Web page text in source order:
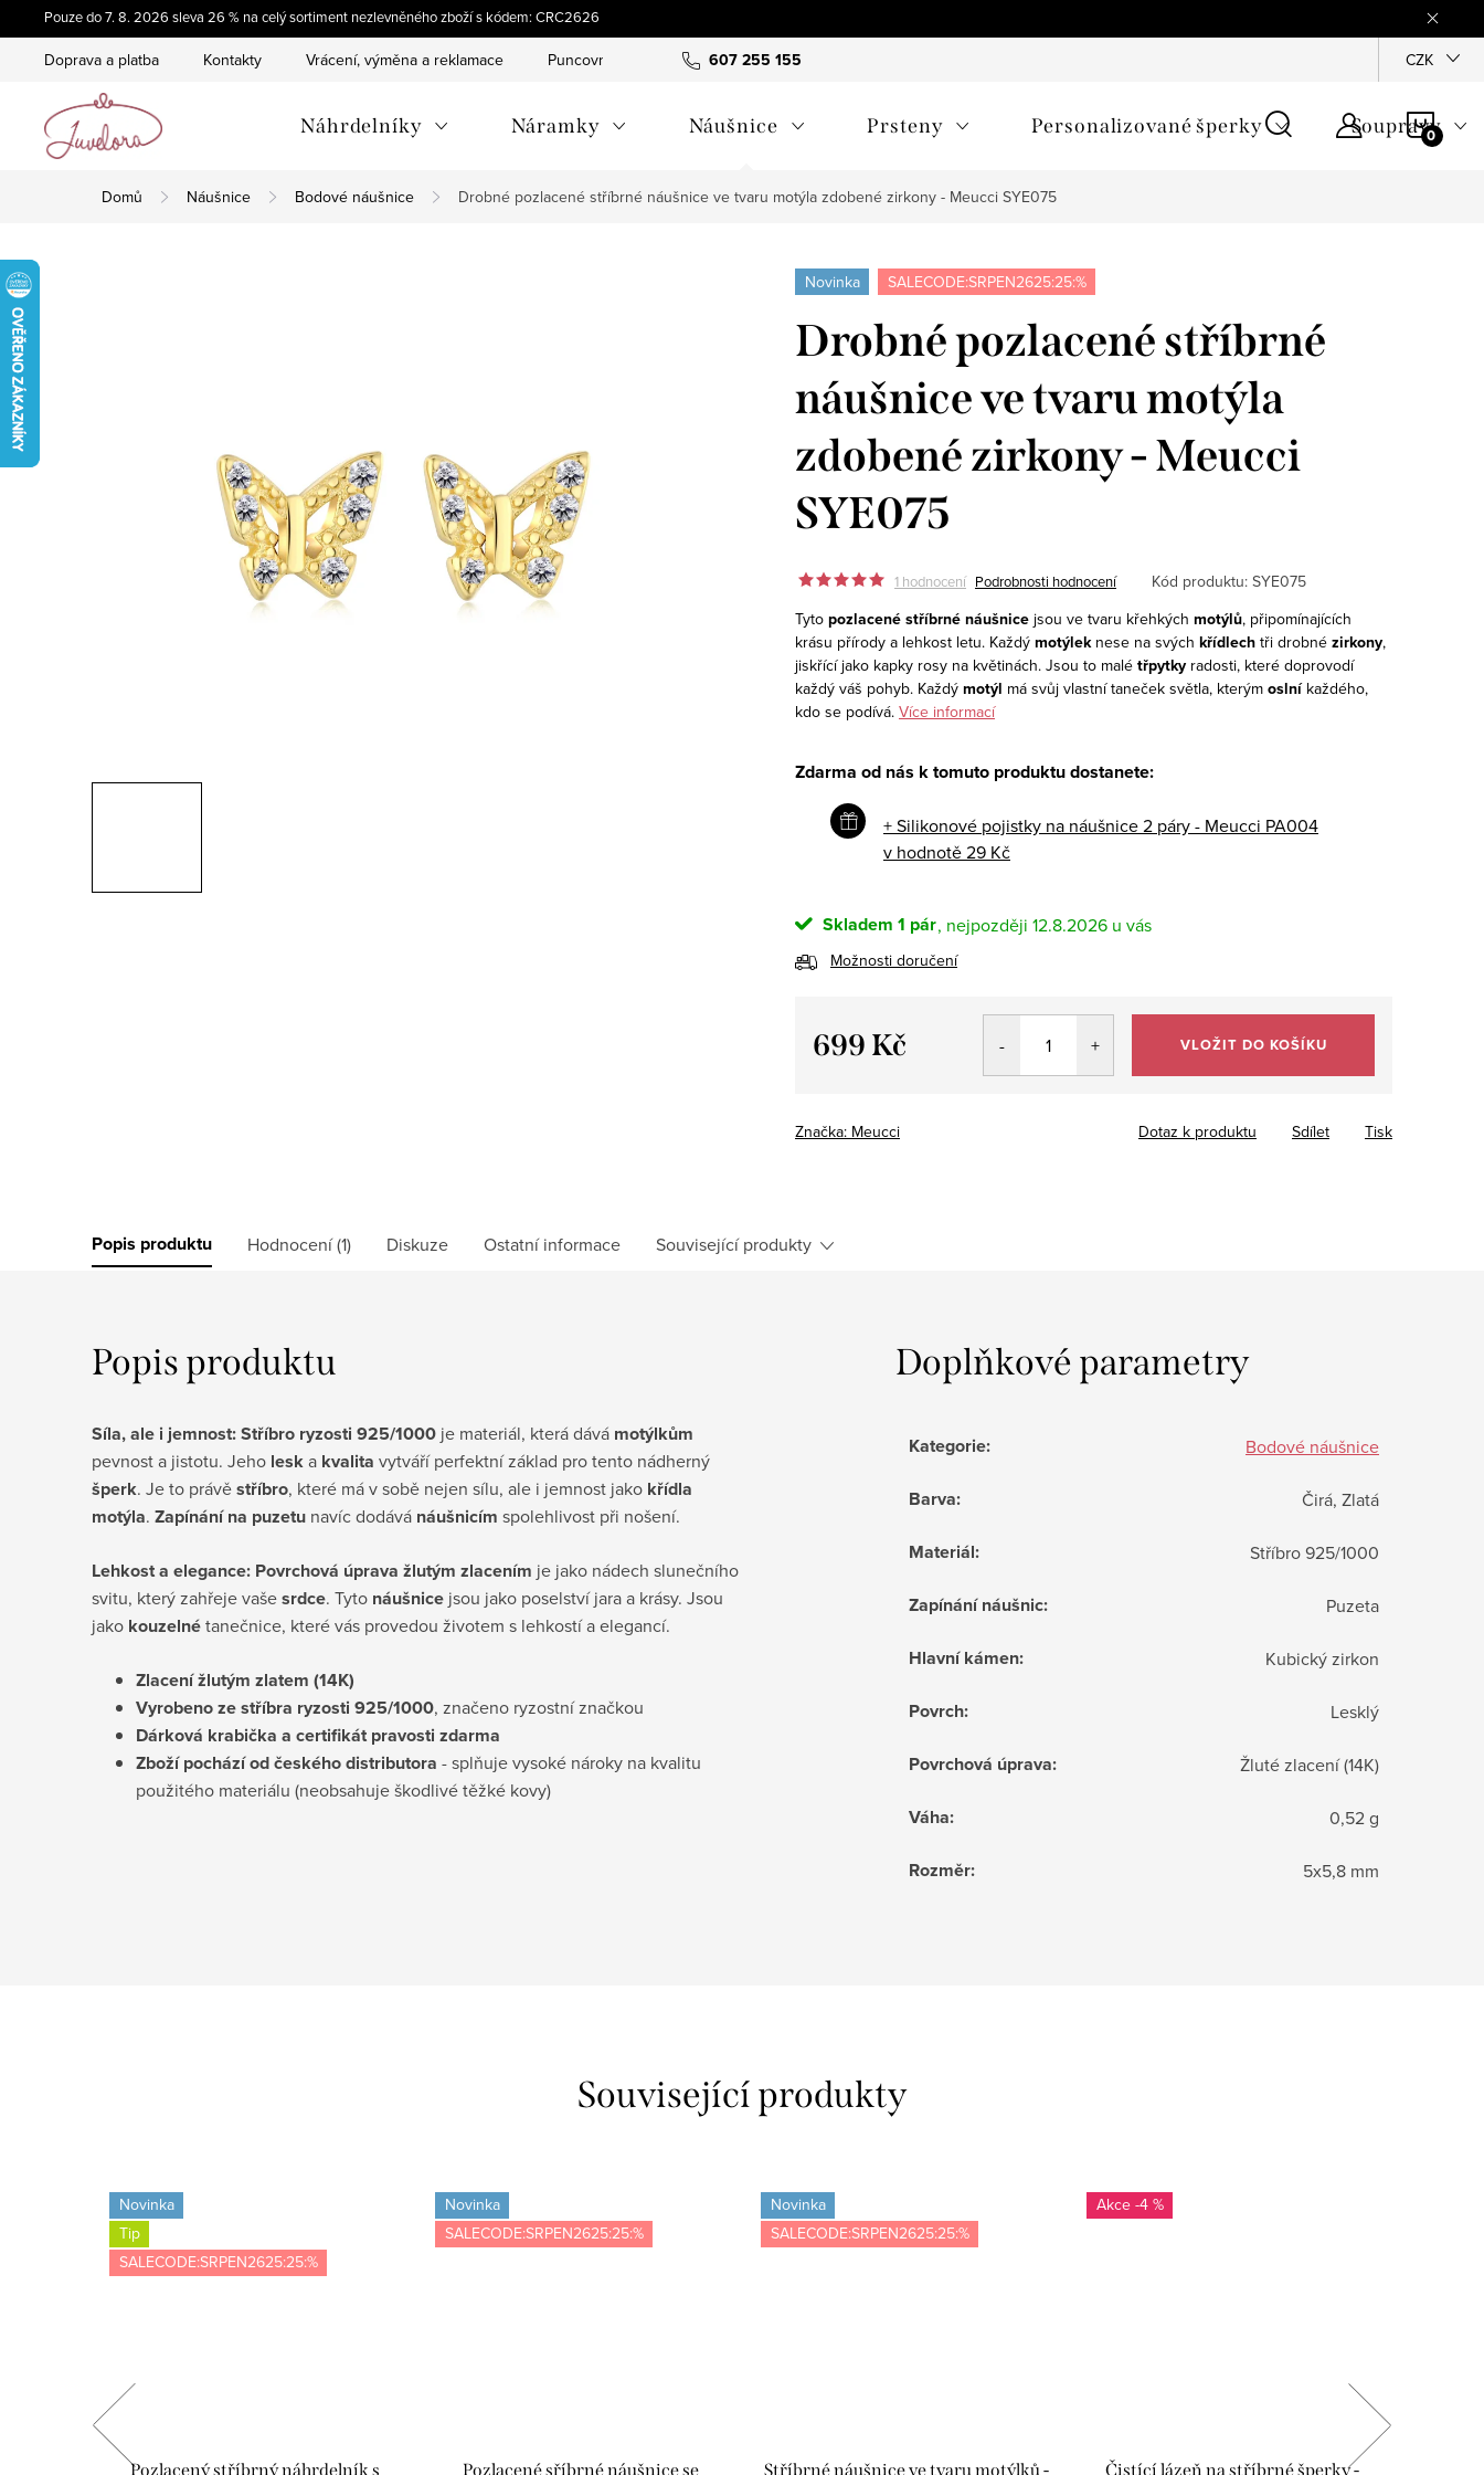
na
Pouze do 7. 8. 2026 sleva 26 % na celý sortiment nezlevněného zboží s kódem: CRC2626
607 255 155
Doprava a platba Kontakty Vrácení, výměna a reklamace Puncovní značky Hodnocení obchodu Jak
CZK
Náhrdelníky Náramky Náušnice Prsteny Personalizované šperky Soupravy
Domů Náušnice Bodové náušnice Drobné pozlacené stříbrné náušnice ve tvaru motýla zdobené zirkony - Meucci SYE075
Novinka SALECODE:SRPEN2625:25:%
Drobné pozlacené stříbrné
náušnice ve tvaru motýla
zdobené zirkony - Meucci
SYE075
1 hodnocení Podrobnosti hodnocení Kód produktu: SYE075
Tyto pozlacené stříbrné náušnice jsou ve tvaru křehkých motýlů, připomínajících
krásu přírody a lehkost letu. Každý motýleknese na svých křídlech tři drobné zirkony,
jiskřící jako kapky rosy na květinách. Jsou to malé třpytky radosti, které doprovodí
každý váš pohyb. Každý motýl má svůj vlastní taneček světla, kterým oslníkaždého,
kdo se podívá. Více informací
Zdarma od nás k tomuto produktu dostanete:
+ Silikonové pojistky na náušnice 2 páry - Meucci PA004
v hodnotě 29 Kč
Skladem 1 pár 12.8.2026
Možnosti doručení
699 Kč VLOŽIT DO KOŠÍKU
Značka: Meucci Tisk
Dotaz k produktu Sdílet
Popis produktu Hodnocení (1) Diskuze Ostatní informace Související produkty
Popis produktu
Síla, ale i jemnost: Stříbro ryzosti 925/1000 je materiál, která dává motýlkům
pevnost a jistotu. Jeho leska kvalita vytváří perfektní základ pro tento nádherný
šperk. Je to právěstříbro, které má v sobě nejen sílu, ale i jemnost jako křídla
motýla. Zapínání na puzetu navíc dodává náušnicím spolehlivost při nošení.
Lehkost a elegance: Povrchová úprava žlutým zlacením je jako nádech slunečního
svitu, který zahřeje vašesrdce. Tyto náušnice jsou jako poselství jara a krásy. Jsou
jako kouzelnétanečnice, které vás provedou životem s lehkostí a elegancí.
Zlacení žlutým zlatem (14K)
Vyrobeno ze stříbra ryzosti 925/1000, značeno ryzostní značkou
Dárková krabička a certifikát pravosti zdarma
Zboží pochází od českého distributora - splňuje vysoké nároky na kvalitu
použitého materiálu (neobsahuje škodlivé těžké kovy)
Doplňkové parametry
Kategorie: Bodové náušnice
Barva: Čirá, Zlatá
Materiál: Stříbro 925/1000
Zapínání náušnic: Puzeta
Hlavní kámen: Kubický zirkon
Povrch: Lesklý
Povrchová úprava: Žluté zlacení (14K)
Váha: 0,52 g
Rozměr: 5x5,8 mm
Související produkty
Novinka
Tip
SALECODE:SRPEN2625:25:%
Pozlacený stříbrný náhrdelník s
Novinka
SALECODE:SRPEN2625:25:%
Pozlacené sříbrné náušnice se
Novinka
SALECODE:SRPEN2625:25:%
Stříbrné náušnice ve tvaru motýlků -
-4 %
Čistící lázeň na stříbrné šperky -